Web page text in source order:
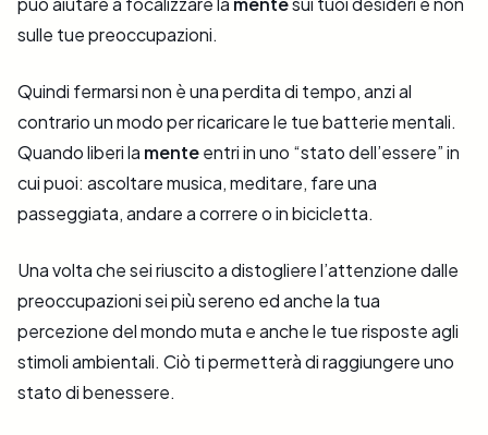
sulle tue preoccupazioni.
Quindi fermarsi non è una perdita di tempo, anzi al
contrario un modo per ricaricare le tue batterie mentali.
Quando liberi la menteentri in uno “stato dell’essere” in
cui puoi: ascoltare musica, meditare, fare una
passeggiata, andare a correre o in bicicletta.
Una volta che sei riuscito a distogliere l’attenzione dalle
preoccupazioni sei più sereno ed anche la tua
percezione del mondo muta e anche le tue risposte agli
stimoli ambientali. Ciò ti permetterà di raggiungere uno
stato di benessere.